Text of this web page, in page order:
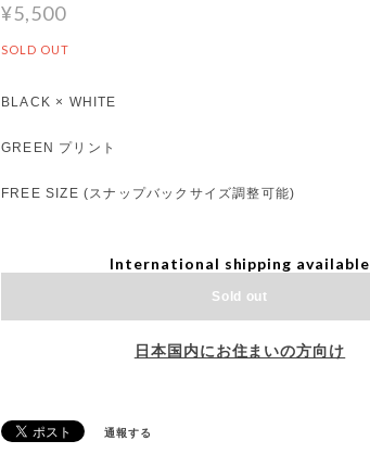
¥5,500
SOLD OUT
BLACK × WHITE
GREEN プリント
FREE SIZE (スナップバックサイズ調整可能)
International shipping available
Sold out
日本国内にお住まいの方向け
通報する